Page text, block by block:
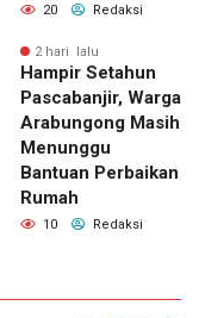
20 Redaksi
2 hari lalu
Hampir Setahun
Pascabanjir, Warga
Arabungong Masih
Menunggu
Bantuan Perbaikan
Rumah
10 Redaksi